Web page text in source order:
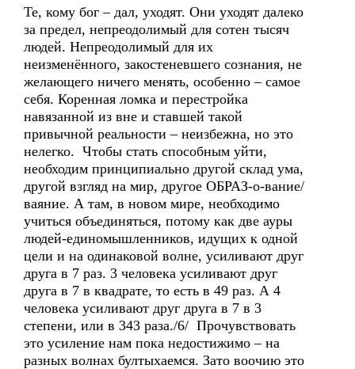
Те, кому бог – дал, уходят. Они уходят далеко
за предел, непреодолимый для сотен тысяч
людей. Непреодолимый для их
неизменённого, закостеневшего сознания, не
желающего ничего менять, особенно – самое
себя. Коренная ломка и перестройка
навязанной из вне и ставшей такой
привычной реальности – неизбежна, но это
нелегко. Чтобы стать способным уйти,
необходим принципиально другой склад ума,
другой взгляд на мир, другое ОБРАЗ-о-вание/
ваяние. А там, в новом мире, необходимо
учиться объединяться, потому как две ауры
людей-единомышленников, идущих к одной
цели и на одинаковой волне, усиливают друг
друга в 7 раз. 3 человека усиливают друг
друга в 7 в квадрате, то есть в 49 раз. А 4
человека усиливают друг друга в 7 в 3
степени, или в 343 раза./6/ Прочувствовать
это усиление нам пока недостижимо – на
разных волнах бултыхаемся. Зато воочию это